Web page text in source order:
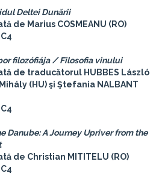
Deltei Dunării
de Marius COSMEANU (RO)
filozófiája / Filosofia vinului
de traducătorul HUBBES László
(HU) şi Ştefania NALBANT
Danube: A Journey Upriver from the
de Christian MITITELU (RO)